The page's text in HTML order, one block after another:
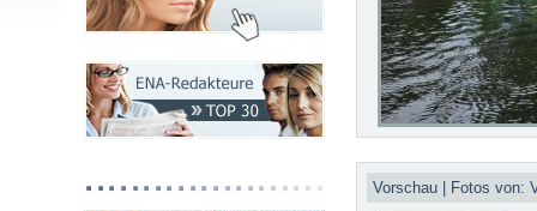
Vorschau | Fotos von: